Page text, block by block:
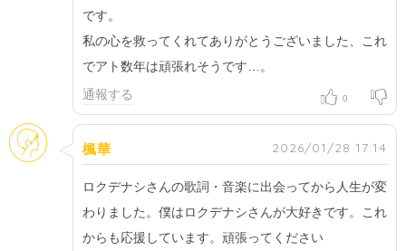
です。
私の心を救ってくれてありがとうございました、これ
でアト数年は頑張れそうです…。
通報する
0
そのほか
楓華 2026/01/28 17:14
ロクデナシさんの歌詞・音楽に出会ってから人生が変
わりました。僕はロクデナシさんが大好きです。これ
からも応援しています。頑張ってください